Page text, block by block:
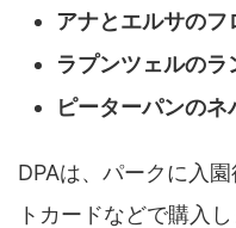
アナとエルサの
ラプンツェルの
ピーターパンの
DPAは、パークに入
トカードなどで購入し